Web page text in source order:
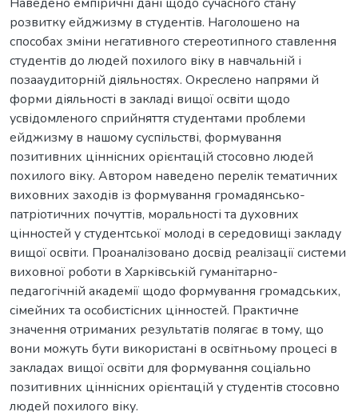
розвитку ейджизму в студентів. Наголошено на
способах зміни негативного стереотипного ставлення
студентів до людей похилого віку в навчальній і
позааудиторній діяльностях. Окреслено напрями й
форми діяльності в закладі вищої освіти щодо
усвідомленого сприйняття студентами проблеми
ейджизму в нашому суспільстві, формування
позитивних ціннісних орієнтацій стосовно людей
похилого віку. Автором наведено перелік тематичних
виховних заходів із формування громадянсько-
патріотичних почуттів, моральності та духовних
цінностей у студентської молоді в середовищі закладу
вищої освіти. Проаналізовано досвід реалізації системи
виховної роботи в Харківській гуманітарно-
педагогічній академії щодо формування громадських,
сімейних та особистісних цінностей. Практичне
значення отриманих результатів полягає в тому, що
вони можуть бути використані в освітньому процесі в
закладах вищої освіти для формування соціально
позитивних ціннісних орієнтацій у студентів стосовно
людей похилого віку.